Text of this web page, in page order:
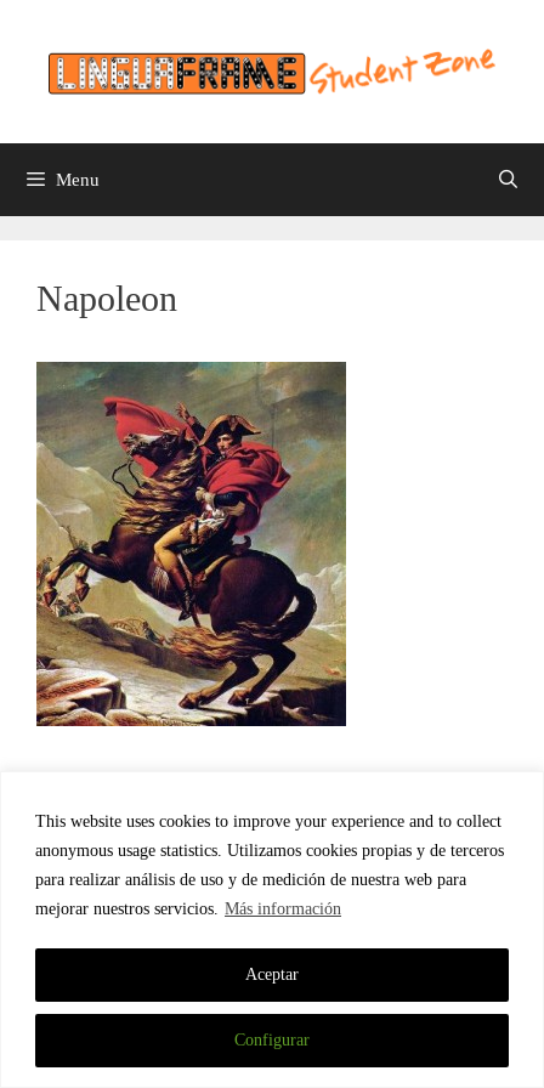
This website uses cookies to improve your experience and to collect
anonymous usage statistics. Utilizamos cookies propias y de terceros
para realizar análisis de uso y de medición de nuestra web para
mejorar nuestros servicios. Más información
Configurar
Aceptar
content
Menu
Napoleon
Privacy & Cookie Policy
Terms and Conditions (in Spanish)